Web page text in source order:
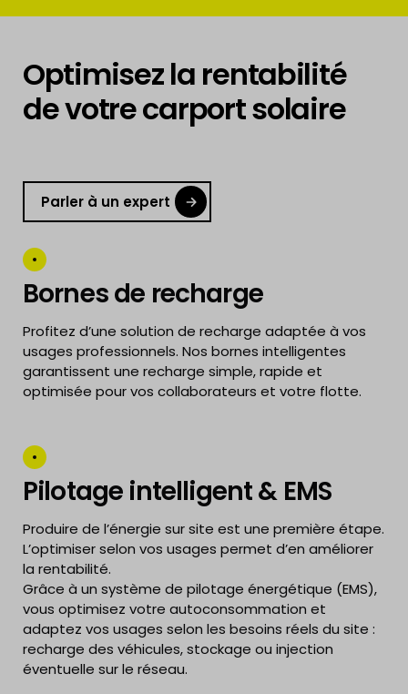
Optimisez la rentabilité
de votre carport solaire
Parler à un expert
Bornes de recharge
Profitez d’une solution de recharge adaptée à vos
usages professionnels. Nos bornes intelligentes
garantissent une recharge simple, rapide et
optimisée pour vos collaborateurs et votre flotte.
Pilotage intelligent & EMS
Produire de l’énergie sur site est une première étape.
L’optimiser selon vos usages permet d’en améliorer
la rentabilité.
Grâce à un système de pilotage énergétique (EMS),
vous optimisez votre autoconsommation et
adaptez vos usages selon les besoins réels du site :
recharge des véhicules, stockage ou injection
éventuelle sur le réseau.